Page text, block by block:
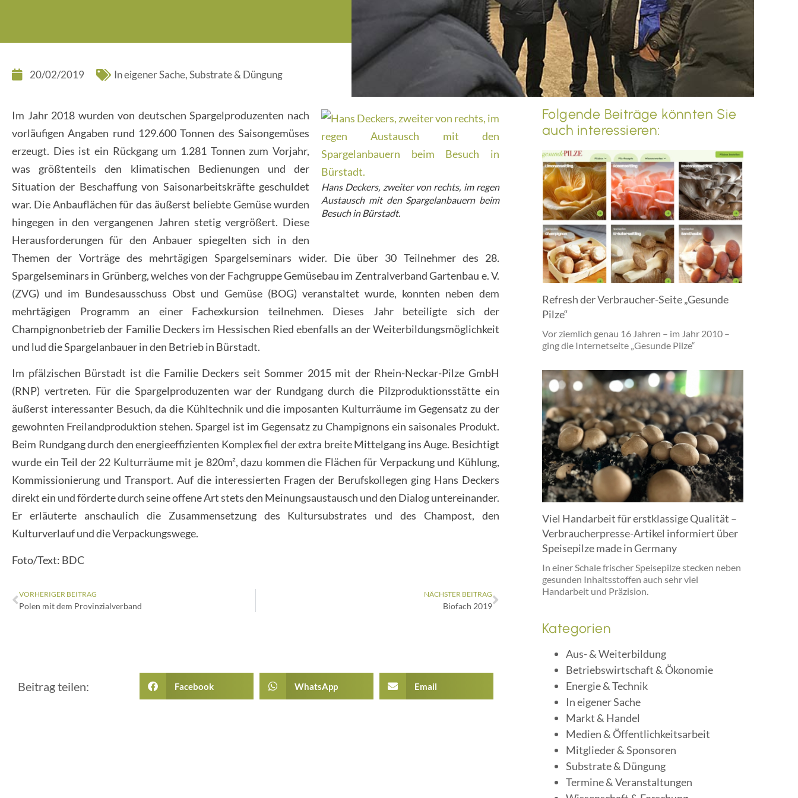
20/02/2019 In eigener Sache,Substrate & Düngung
Hans Deckers, zweiter von rechts, im regen
Austausch mit den Spargelanbauern beim
Besuch in Bürstadt.
Im Jahr 2018 wurden von deutschen Spargelproduzenten nach
vorläufigen Angaben rund 129.600 Tonnen des Saisongemüses
erzeugt. Dies ist ein Rückgang um 1.281 Tonnen zum Vorjahr,
was größtenteils den klimatischen Bedienungen und der
Situation der Beschaffung von Saisonarbeitskräfte geschuldet
war. Die Anbauflächen für das äußerst beliebte Gemüse wurden
hingegen in den vergangenen Jahren stetig vergrößert. Diese
Herausforderungen für den Anbauer spiegelten sich in den
Themen der Vorträge des mehrtägigen Spargelseminars wider. Die über 30 Teilnehmer des 28.
Spargelseminars in Grünberg, welches von der Fachgruppe Gemüsebau im Zentralverband Gartenbau e. V.
(ZVG) und im Bundesausschuss Obst und Gemüse (BOG) veranstaltet wurde, konnten neben dem
mehrtägigen Programm an einer Fachexkursion teilnehmen. Dieses Jahr beteiligte sich der
Champignonbetrieb der Familie Deckers im Hessischen Ried ebenfalls an der Weiterbildungsmöglichkeit
und lud die Spargelanbauer in den Betrieb in Bürstadt.
Im pfälzischen Bürstadt ist die Familie Deckers seit Sommer 2015 mit der Rhein-Neckar-Pilze GmbH
(RNP) vertreten. Für die Spargelproduzenten war der Rundgang durch die Pilzproduktionsstätte ein
äußerst interessanter Besuch, da die Kühltechnik und die imposanten Kulturräume im Gegensatz zu der
gewohnten Freilandproduktion stehen. Spargel ist im Gegensatz zu Champignons ein saisonales Produkt.
Beim Rundgang durch den energieeffizienten Komplex fiel der extra breite Mittelgang ins Auge. Besichtigt
wurde ein Teil der 22 Kulturräume mit je 820m², dazu kommen die Flächen für Verpackung und Kühlung,
Kommissionierung und Transport. Auf die interessierten Fragen der Berufskollegen ging Hans Deckers
direkt ein und förderte durch seine offene Art stets den Meinungsaustausch und den Dialog untereinander.
Er erläuterte anschaulich die Zusammensetzung des Kultursubstrates und des Champost, den
Kulturverlauf und die Verpackungswege.
Foto/Text: BDC
VORHERIGER BEITRAG
Polen mit dem Provinzialverband
NÄCHSTER BEITRAG
Biofach 2019
Beitrag teilen: Facebook WhatsApp Email
Folgende Beiträge könnten Sie
auch interessieren:
Refresh der Verbraucher-Seite „Gesunde
Pilze“
Vor ziemlich genau 16 Jahren – im Jahr 2010 –
ging die Internetseite „Gesunde Pilze“
Viel Handarbeit für erstklassige Qualität –
Verbraucherpresse-Artikel informiert über
Speisepilze made in Germany
In einer Schale frischer Speisepilze stecken neben
gesunden Inhaltsstoffen auch sehr viel
Handarbeit und Präzision.
Kategorien
Aus- & Weiterbildung
Betriebswirtschaft & Ökonomie
Energie & Technik
In eigener Sache
Markt & Handel
Medien & Öffentlichkeitsarbeit
Mitglieder & Sponsoren
Substrate & Düngung
Termine & Veranstaltungen